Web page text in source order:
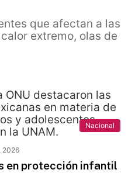
que afectan a las
extremo, olas de
Nacional
2026
en protección infantil